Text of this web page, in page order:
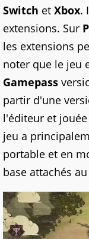
Switch et Xbox.
extensions. Sur
les extensions
noter que le jeu
Gamepass
partir d'une
l'éditeur et
jeu a
portable et en
base attachés